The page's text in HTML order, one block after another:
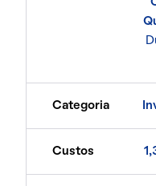
Categoria
Custos